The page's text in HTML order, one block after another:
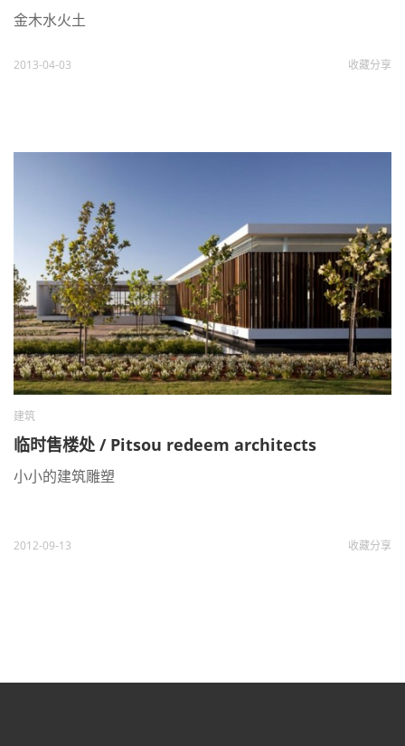
金木水火土
2013-04-03 收藏分享
建筑
临时售楼处 / Pitsou redeem architects
小小的建筑雕塑
2012-09-13 收藏分享